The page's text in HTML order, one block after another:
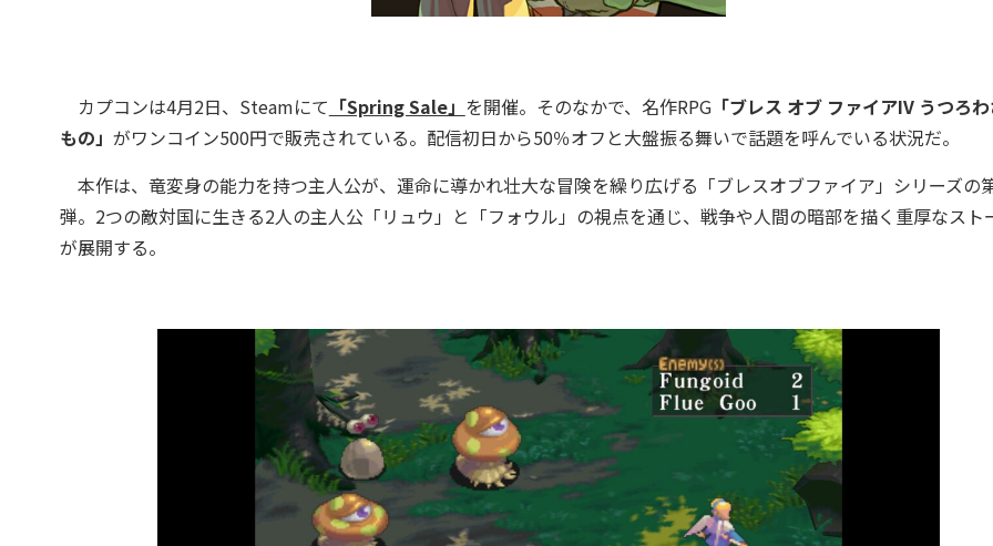
カプコンは4月2日、Steamにて 「Spring Sale」 を開催。そのなかで、名作RPG「ブレス オブ ファイアIV うつろ
もの」 がワンコイン500円で販売されている。配信初日から50％オフと大盤振る舞いで話題を呼んでいる状況だ。
本作は、竜変身の能力を持つ主人公が、運命に導かれ壮大な冒険を繰り広げる「ブレスオブファイア」シリーズの
弾。2つの敵対国に生きる2人の主人公「リュウ」と「フォウル」の視点を通じ、戦争や人間の暗部を描く重厚なスト
が展開する。